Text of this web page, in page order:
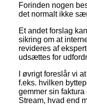
Forinden nogen
det normalt ikke
Et andet forslag
sikring om at
revideres af
udsættes for
I øvrigt foreslår vi
f.eks. hvilken
gemmer sin
Stream, hvad end